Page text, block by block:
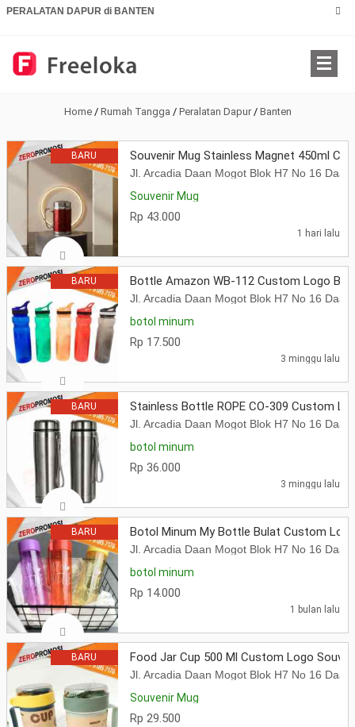
PERALATAN DAPUR di BANTEN
Home / Rumah Tangga / Peralatan Dapur/ Banten
BARU Souvenir Mug Stainless Magnet 450ml
Jl. Arcadia Daan Mogot Blok H7 No 16
Souvenir Mug
Rp 43.000
1 hari lalu
BARU Bottle Amazon WB-112 Custom Logo
Jl. Arcadia Daan Mogot Blok H7 No 16
botol minum
Rp 17.500
3 minggu lalu
BARU Stainless Bottle ROPE CO-309 Custom
Jl. Arcadia Daan Mogot Blok H7 No 16
botol minum
Rp 36.000
3 minggu lalu
BARU Botol Minum My Bottle Bulat Custom
Jl. Arcadia Daan Mogot Blok H7 No 16
botol minum
Rp 14.000
1 bulan lalu
BARU Food Jar Cup 500 Ml Custom Logo
Jl. Arcadia Daan Mogot Blok H7 No 16
Souvenir Mug
Rp 29.500